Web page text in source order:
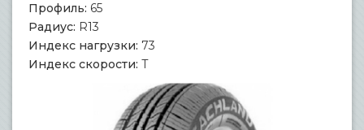
Профиль: 65
Радиус: R13
Индекс нагрузки: 73
Индекс скорости: T